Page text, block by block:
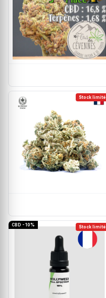
Stock limité
Stock limité
CBD - 10%